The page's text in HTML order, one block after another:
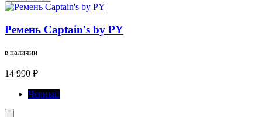
Ремень Captain's by PY
в наличии
14 990 ₽
Черный